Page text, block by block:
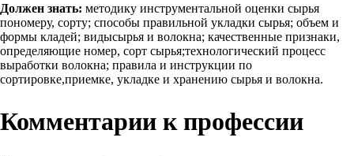
Должен знать: методику инструментальной оценки сырья
пономеру, сорту; способы правильной укладки сырья; объем и
формы кладей; видысырья и волокна; качественные признаки,
определяющие номер, сорт сырья;технологический процесс
выработки волокна; правила и инструкции по
сортировке,приемке, укладке и хранению сырья и волокна.
Комментарии к профессии